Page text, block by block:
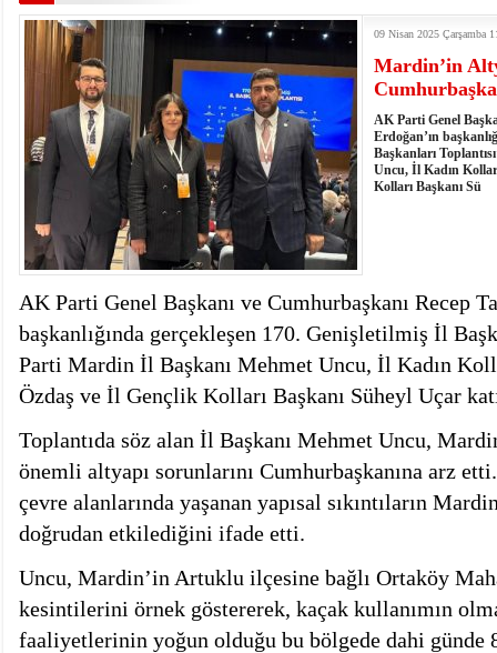
19:08- HÜDA PAR Şırnak il başkanı Yalçın:
istiyor- Öter: Maneviyatı ve ahlaki yapıyı bozan en
kumardır
18:06- MARSU, Kabala Mahallesi'nin Yaklaşık 40
- VEFAT • Mehmet Ata Baştuğ
13:14- Mardin’de yangına müdahale eden itfaiye
13:13- Başkan Genç, Şırnak'ta dönel kavşak çağrısını
13:07- Bakan Memişoğlu: 500 yataklı hastanemizi
13:06- Bitlis'te bir kişinin hayatını kaybettiği husumet
13:05- Öter: Çiftçinin kullandığı mazot, gübre ve
13:03- Batman Üniversitesinin 2026 YKS kontenjanı
09 Nisan 2025 Çarşamba
Mardin’in
AK Parti Genel
Erdoğan’ın
Başkanları
Uncu, İl Kadın
Kolları Başkanı Sü
AK Parti Genel Başkanı ve Cumhurbaşkanı Recep
başkanlığında gerçekleşen 170. Genişletilmiş İl
Parti Mardin İl Başkanı Mehmet Uncu, İl Kadın
Özdaş ve İl Gençlik Kolları Başkanı Süheyl Uçar
Toplantıda söz alan İl Başkanı Mehmet Uncu,
önemli altyapı sorunlarını Cumhurbaşkanına arz
çevre alanlarında yaşanan yapısal sıkıntıların
doğrudan etkilediğini ifade etti.
Uncu, Mardin’in Artuklu ilçesine bağlı Ortaköy
kesintilerini örnek göstererek, kaçak kullanımın
faaliyetlerinin yoğun olduğu bu bölgede dahi günde